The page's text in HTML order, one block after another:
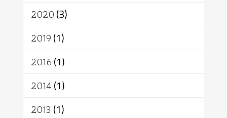
เทวดา
2020(3)
2019(1)
2016(1)
2014(1)
2013 (1)